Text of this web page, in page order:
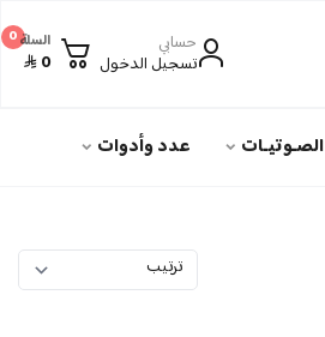
حسابي
تسجيل الدخول
0السلة
0
الصـوتيـات عدد وأدوات